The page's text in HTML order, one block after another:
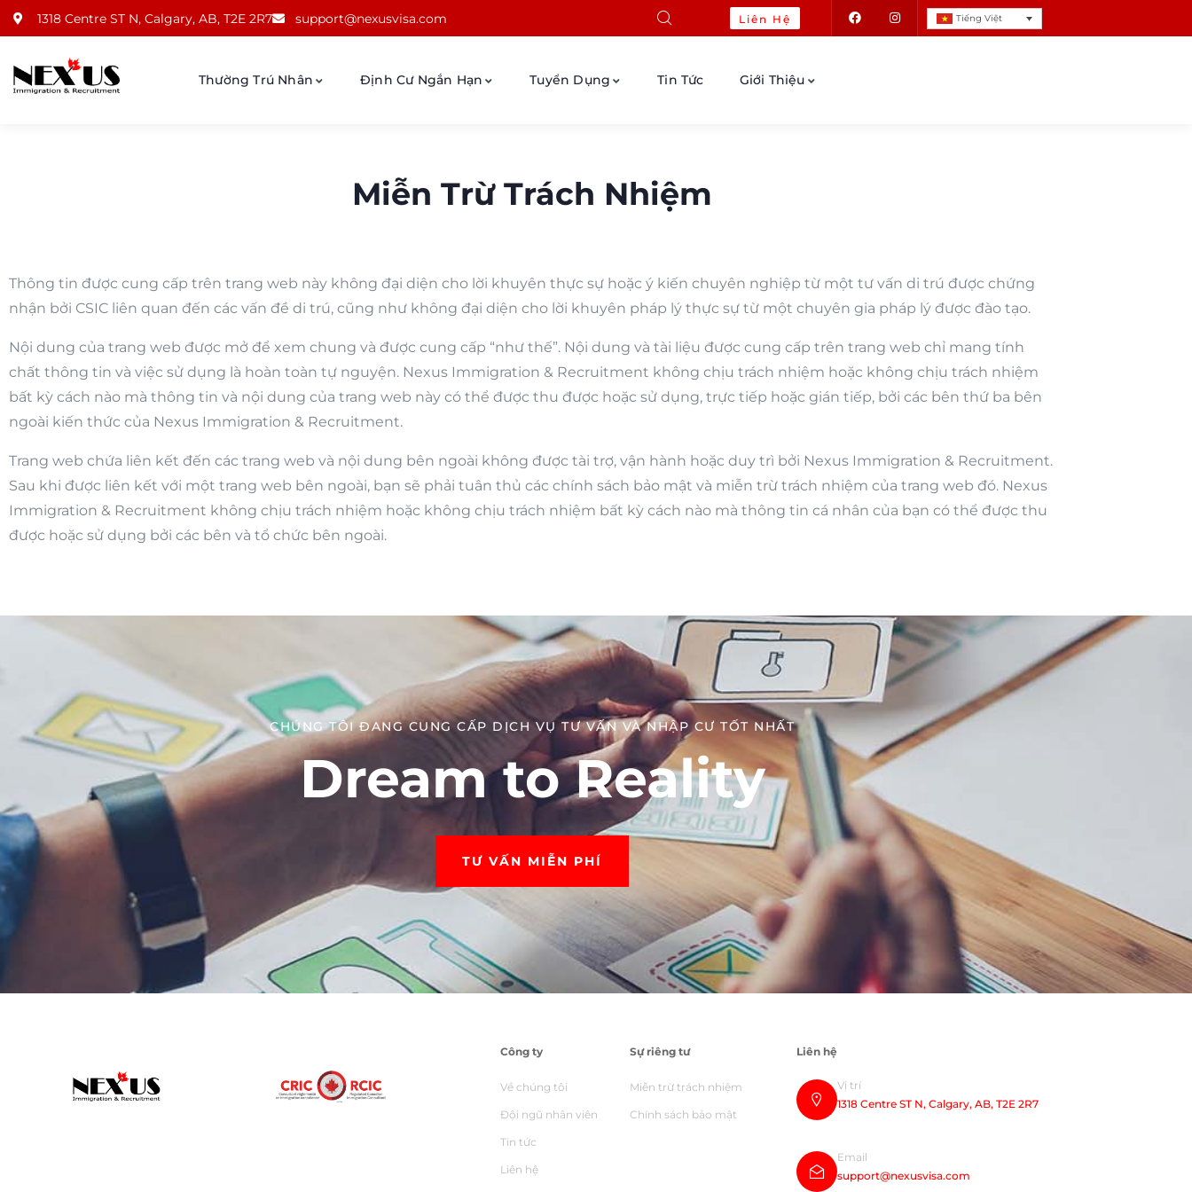
1318 Centre ST N, Calgary, AB, T2E 2R7 support@nexusvisa.com Liên Hệ Tiếng Việt
Thường Trú Nhân Định Cư Ngắn Hạn Tuyển Dụng Tin Tức Giới Thiệu
Miễn Trừ Trách Nhiệm​
Thông tin được cung cấp trên trang web này không đại diện cho lời khuyên thực sự hoặc ý kiến chuyên nghiệp từ một tư vấn di trú được chứng
nhận bởi CSIC liên quan đến các vấn đề di trú, cũng như không đại diện cho lời khuyên pháp lý thực sự từ một chuyên gia pháp lý được đào tạo.
Nội dung của trang web được mở để xem chung và được cung cấp “như thế”. Nội dung và tài liệu được cung cấp trên trang web chỉ mang tính
chất thông tin và việc sử dụng là hoàn toàn tự nguyện. Nexus Immigration & Recruitment không chịu trách nhiệm hoặc không chịu trách nhiệm
bất kỳ cách nào mà thông tin và nội dung của trang web này có thể được thu được hoặc sử dụng, trực tiếp hoặc gián tiếp, bởi các bên thứ ba bên
ngoài kiến thức của Nexus Immigration & Recruitment.
Trang web chứa liên kết đến các trang web và nội dung bên ngoài không được tài trợ, vận hành hoặc duy trì bởi Nexus Immigration & Recruitment.
Sau khi được liên kết với một trang web bên ngoài, bạn sẽ phải tuân thủ các chính sách bảo mật và miễn trừ trách nhiệm của trang web đó. Nexus
Immigration & Recruitment không chịu trách nhiệm hoặc không chịu trách nhiệm bất kỳ cách nào mà thông tin cá nhân của bạn có thể được thu
được hoặc sử dụng bởi các bên và tổ chức bên ngoài.
CHÚNG TÔI ĐANG CUNG CẤP DỊCH VỤ TƯ VẤN VÀ NHẬP CƯ TỐT NHẤT​
Dream to Reality
TƯ VẤN MIỄN PHÍ
Công ty
Về chúng tôi
Đội ngũ nhân viên
Tin tức
Liên hệ
Sự riêng tư
Miễn trừ trách nhiệm
Chính sách bảo mật
Liên hệ
Vị trí
1318 Centre ST N, Calgary, AB, T2E 2R7
Email
support@nexusvisa.com